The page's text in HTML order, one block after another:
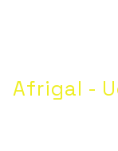
Afrigal -